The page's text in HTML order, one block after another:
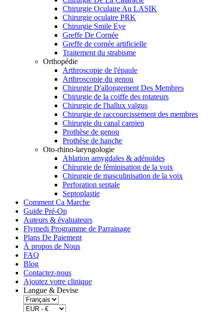
Chirurgie Oculaire Au LASIK
Chirurgie oculaire PRK
Chirurgie Smile Eye
Greffe De Cornée
Greffe de cornée artificielle
Traitement du strabisme
Orthopédie
Arthroscopie de l'épaule
Arthroscopie du genou
Chirurgie D'allongement Des Membres
Chirurgie de la coiffe des rotateurs
Chirurgie de l'hallux valgus
Chirurgie de raccourcissement des membres
Chirurgie du canal carpien
Prothèse de genou
Prothèse de hanche
Oto-rhino-laryngologie
Ablation amygdales & adénoïdes
Chirurgie de féminisation de la voix
Chirurgie de masculinisation de la voix
Perforation septale
Septoplastie
Comment Ça Marche
Guide Pré-Op
Auteurs & évaluateurs
Flymedi Programme de Parrainage
Plans De Paiement
À propos de Nous
FAQ
Blog
Contactez-nous
Ajoutez votre clinique
Langue & Devise